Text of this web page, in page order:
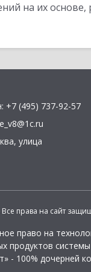
на их
+7 (495) 737-92-57
, улица
права на сайт
право на
продуктов
- 100% дочерней